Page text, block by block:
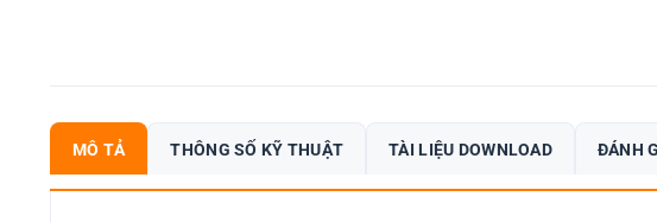
MÔ TẢ THÔNG SỐ KỸ THUẬT TÀI LIỆU DOWNLOAD ĐÁNH